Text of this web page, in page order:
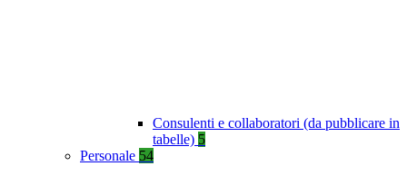
Consulenti e collaboratori (da pubblicare in
tabelle) 5
Personale 54